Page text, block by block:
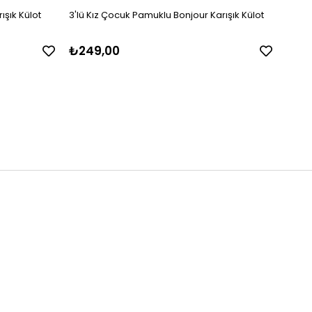
Külot 3'lü Kız Çocuk Pamuklu Bonjour Karışık Külot
₺249,00